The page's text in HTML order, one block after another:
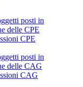
posti in
delle CPE
CPE
posti in
delle CAG
CAG